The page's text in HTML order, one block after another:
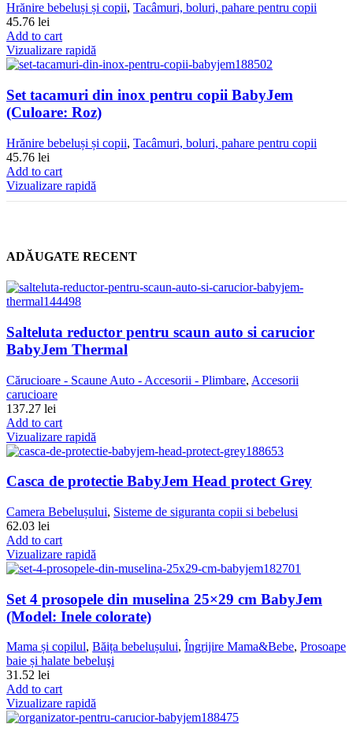
Hrănire bebeluși și copii, Tacâmuri, boluri, pahare pentru copii
45.76 lei
Add to cart
Vizualizare rapidă
Set tacamuri din inox pentru copii BabyJem
(Culoare: Roz)
Hrănire bebeluși și copii, Tacâmuri, boluri, pahare pentru copii
45.76 lei
Add to cart
Vizualizare rapidă
ADĂUGATE RECENT
Salteluta reductor pentru scaun auto si carucior
BabyJem Thermal
Cărucioare - Scaune Auto - Accesorii - Plimbare, Accesorii
carucioare
137.27 lei
Add to cart
Vizualizare rapidă
Casca de protectie BabyJem Head protect Grey
Camera Bebelușului, Sisteme de siguranta copii si bebelusi
62.03 lei
Add to cart
Vizualizare rapidă
Set 4 prosopele din muselina 25×29 cm BabyJem
(Model: Inele colorate)
Mama și copilul, Băița bebelușului, Îngrijire Mama&Bebe, Prosoape
baie și halate bebeluşi
31.52 lei
Add to cart
Vizualizare rapidă